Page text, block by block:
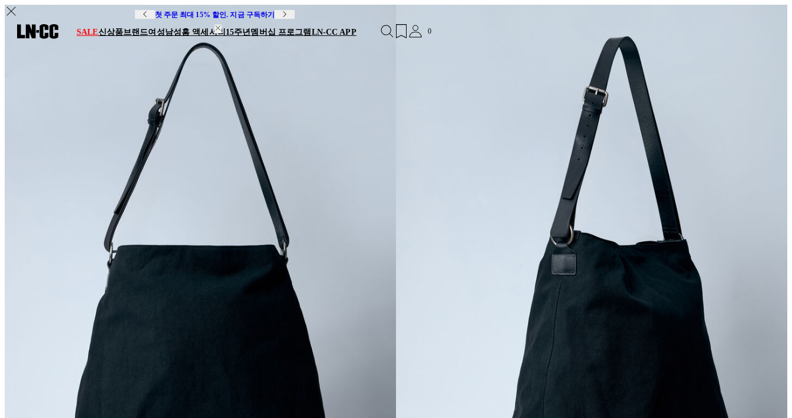
첫 주문 최대 15% 할인. 지금 구독하기
SALE신상품브랜드여성남성홈 액세서리 15주년멤버십 프로그램 LN-CC APP 0